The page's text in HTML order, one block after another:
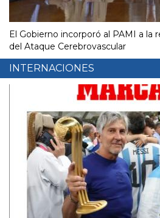
El Gobierno incorporó al PAMI a la
del Ataque Cerebrovascular
INTERNACIONES